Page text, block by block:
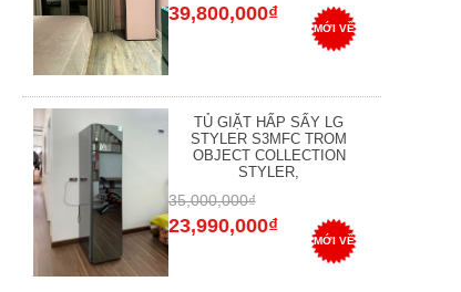
39,800,000₫
MỚI VỀ
TỦ GIẶT HẤP SẤY LG
STYLER S3MFC TROM
OBJECT COLLECTION
STYLER,
35,000,000₫
23,990,000₫
MỚI VỀ